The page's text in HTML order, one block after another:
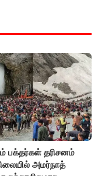
பக்தர்கள் தரிசனம்
அமர்நாத்